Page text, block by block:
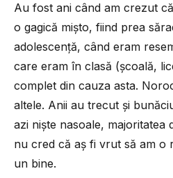
Au fost ani când am crezut
o gagică mișto, fiind prea
adolescență, când eram
care eram în clasă (școală,
complet din cauza asta.
altele. Anii au trecut și
azi niște nasoale,
nu cred că aș fi vrut să am o
un bine.